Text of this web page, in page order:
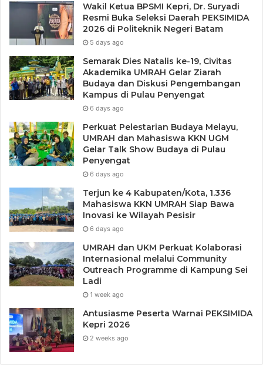
Wakil Ketua BPSMI Kepri, Dr. Suryadi
Resmi Buka Seleksi Daerah PEKSIMIDA
2026 di Politeknik Negeri Batam
5 days ago
Semarak Dies Natalis ke-19, Civitas
Akademika UMRAH Gelar Ziarah
Budaya dan Diskusi Pengembangan
Kampus di Pulau Penyengat
6 days ago
Perkuat Pelestarian Budaya Melayu,
UMRAH dan Mahasiswa KKN UGM
Gelar Talk Show Budaya di Pulau
Penyengat
6 days ago
Terjun ke 4 Kabupaten/Kota, 1.336
Mahasiswa KKN UMRAH Siap Bawa
Inovasi ke Wilayah Pesisir
6 days ago
UMRAH dan UKM Perkuat Kolaborasi
Internasional melalui Community
Outreach Programme di Kampung Sei
Ladi
1 week ago
Antusiasme Peserta Warnai PEKSIMIDA
Kepri 2026
2 weeks ago